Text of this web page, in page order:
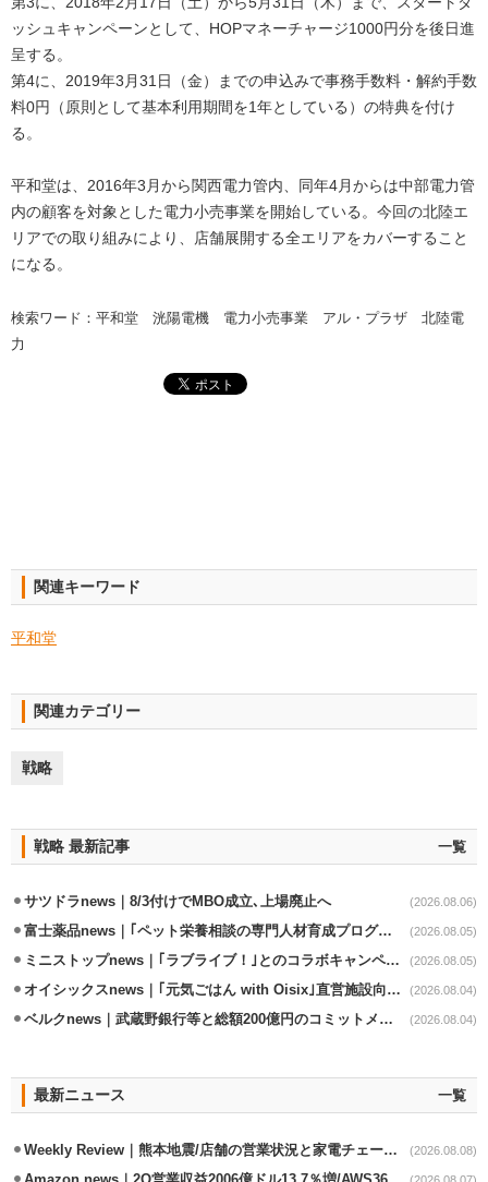
ッシュキャンペーンとして、HOPマネーチャージ1000円分を後日進
呈する。
第4に、2019年3月31日（金）までの申込みで事務手数料・解約手数
料0円（原則として基本利用期間を1年としている）の特典を付け
る。
平和堂は、2016年3月から関西電力管内、同年4月からは中部電力管
内の顧客を対象とした電力小売事業を開始している。今回の北陸エ
リアでの取り組みにより、店舗展開する全エリアをカバーすること
になる。
検索ワード：平和堂 洸陽電機 電力小売事業 アル・プラザ 北陸電
力
関連キーワード
平和堂
関連カテゴリー
戦略
戦略 最新記事 一覧
サツドラnews｜8/3付けでMBO成立､上場廃止へ (2026.08.06)
富士薬品news｜｢ペット栄養相談の専門人材育成プログラム｣7月から開始 (2026.08.05)
ミニストップnews｜｢ラブライブ！｣とのコラボキャンペーン8/5から開催 (2026.08.05)
オイシックスnews｜｢元気ごはん with Oisix｣直営施設向けサービスを開始 (2026.08.04)
ベルクnews｜武蔵野銀行等と総額200億円のコミットメント契約 (2026.08.04)
最新ニュース 一覧
Weekly Review｜熊本地震/店舗の営業状況と家電チェーンの支援策 (2026.08.08)